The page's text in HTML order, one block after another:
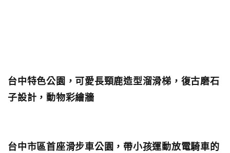
台中特色公園，可愛長頸鹿造型溜滑梯，復古磨石
子設計，動物彩繪牆
台中市區首座滑步車公園，帶小孩運動放電騎車的